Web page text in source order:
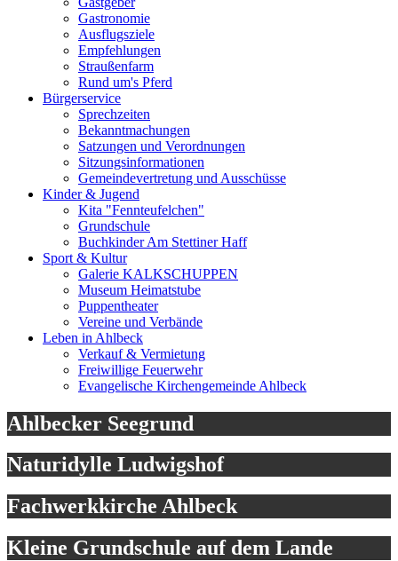
Gastronomie
Ausflugsziele
Empfehlungen
Straußenfarm
Rund um's Pferd
Bürgerservice
Sprechzeiten
Bekanntmachungen
Satzungen und Verordnungen
Sitzungsinformationen
Gemeindevertretung und Ausschüsse
Kinder & Jugend
Kita "Fennteufelchen"
Grundschule
Buchkinder Am Stettiner Haff
Sport & Kultur
Galerie KALKSCHUPPEN
Museum Heimatstube
Puppentheater
Vereine und Verbände
Leben in Ahlbeck
Verkauf & Vermietung
Freiwillige Feuerwehr
Evangelische Kirchengemeinde Ahlbeck
Ahlbecker Seegrund
Naturidylle Ludwigshof
Fachwerkkirche Ahlbeck
Kleine Grundschule auf dem Lande